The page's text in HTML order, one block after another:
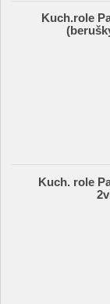
Kuch.role
Kuch. role